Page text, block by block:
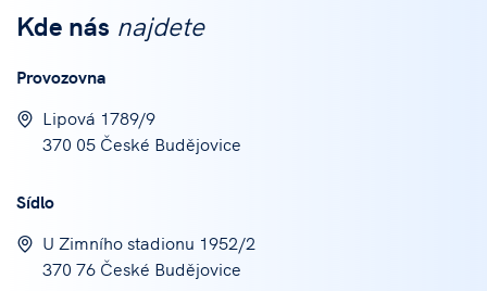
Kde nás najdete
Provozovna
Lipová 1789/9
370 05 České Budějovice
Sídlo
U Zimního stadionu 1952/2
370 76 České Budějovice